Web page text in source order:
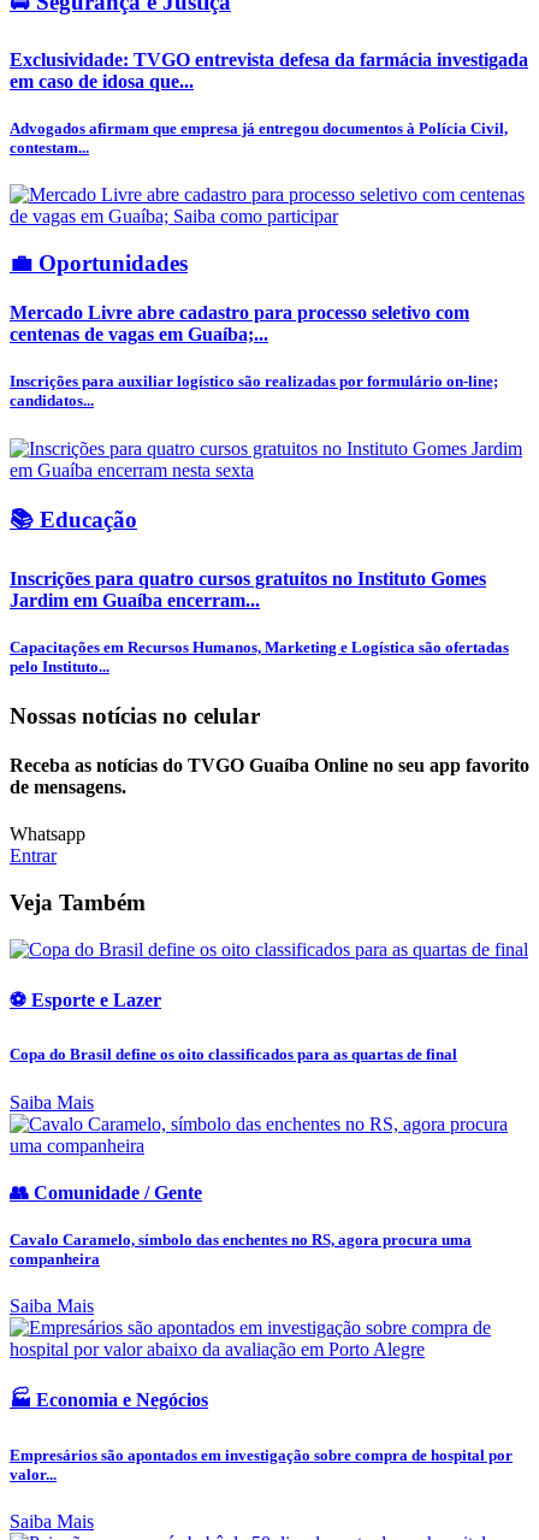
Exclusividade: TVGO entrevista defesa da farmácia investigada
em caso de idosa que...
Advogados afirmam que empresa já entregou documentos à Polícia Civil,
contestam...
💼 Oportunidades
Mercado Livre abre cadastro para processo seletivo com
centenas de vagas em Guaíba;...
Inscrições para auxiliar logístico são realizadas por formulário on-line;
candidatos...
📚 Educação
Inscrições para quatro cursos gratuitos no Instituto Gomes
Jardim em Guaíba encerram...
Capacitações em Recursos Humanos, Marketing e Logística são ofertadas
pelo Instituto...
Nossas notícias no celular
Receba as notícias do TVGO Guaíba Online no seu app favorito
de mensagens.
Whatsapp
Entrar
Veja Também
⚽ Esporte e Lazer
Copa do Brasil define os oito classificados para as quartas de final
Saiba Mais
👥 Comunidade / Gente
Cavalo Caramelo, símbolo das enchentes no RS, agora procura uma
companheira
Saiba Mais
🏭 Economia e Negócios
Empresários são apontados em investigação sobre compra de hospital por
valor...
Saiba Mais